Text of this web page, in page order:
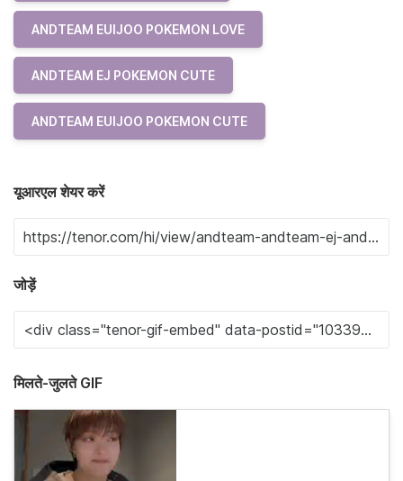
ANDTEAM EUIJOO POKEMON LOVE
ANDTEAM EJ POKEMON CUTE
ANDTEAM EUIJOO POKEMON CUTE
यूआरएल शेयर करें
जोड़ें
मिलते-जुलते GIF